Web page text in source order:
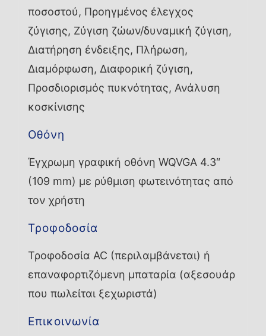
ποσοστού, Προηγμένος έλεγχος
ζύγισης, Ζύγιση ζώων/δυναμική ζύγιση,
Διατήρηση ένδειξης, Πλήρωση,
Διαμόρφωση, Διαφορική ζύγιση,
Προσδιορισμός πυκνότητας, Ανάλυση
κοσκίνισης
Οθόνη
Έγχρωμη γραφική οθόνη WQVGA 4.3″
(109 mm) με ρύθμιση φωτεινότητας από
τον χρήστη
Τροφοδοσία
Τροφοδοσία AC (περιλαμβάνεται) ή
επαναφορτιζόμενη μπαταρία (αξεσουάρ
που πωλείται ξεχωριστά)
Επικοινωνία